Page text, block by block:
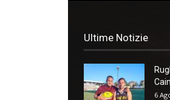
Ultime Notizie
6